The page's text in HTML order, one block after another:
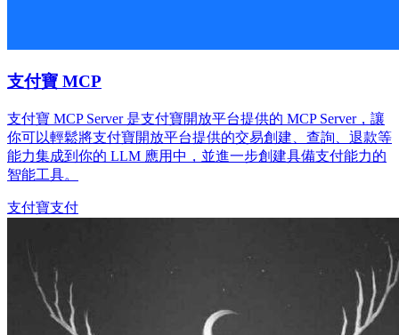
支付寶 MCP
支付寶 MCP Server 是支付寶開放平台提供的 MCP Server，讓
你可以輕鬆將支付寶開放平台提供的交易創建、查詢、退款等
能力集成到你的 LLM 應用中，並進一步創建具備支付能力的
智能工具。
支付寶支付